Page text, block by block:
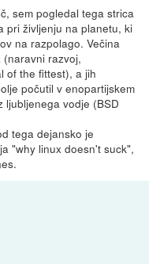
sem pogledal tega strica
pri življenju na planetu, ki
na razpolago. Večina
razvoj,
of the fittest), a jih
počutil v enopartijskem
ljubljenega vodje (BSD
tega dejansko je
"why linux doesn't suck",